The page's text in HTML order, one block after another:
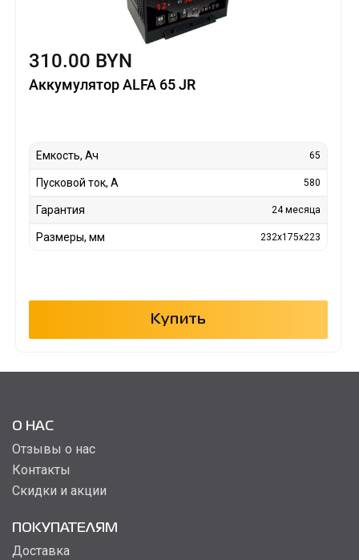
310.00 BYN
Аккумулятор ALFA 65 JR
Емкость, Ач 65
Пусковой ток, А 580
Гарантия 24 месяца
Размеры, мм 232x175x223
Купить
О НАС
Отзывы о нас
Контакты
Скидки и акции
ПОКУПАТЕЛЯМ
Доставка